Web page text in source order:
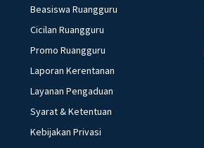
Beasiswa Ruangguru
Cicilan Ruangguru
Promo Ruangguru
Laporan Kerentanan
Layanan Pengaduan
Syarat & Ketentuan
Kebijakan Privasi